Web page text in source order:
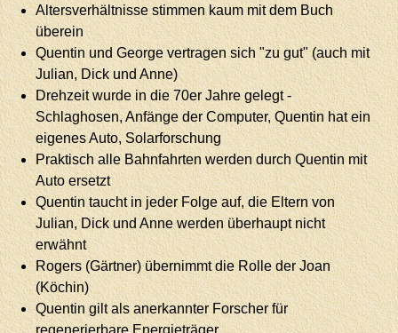
Altersverhältnisse stimmen kaum mit dem Buch
überein
Quentin und George vertragen sich "zu gut" (auch mit
Julian, Dick und Anne)
Drehzeit wurde in die 70er Jahre gelegt -
Schlaghosen, Anfänge der Computer, Quentin hat ein
eigenes Auto, Solarforschung
Praktisch alle Bahnfahrten werden durch Quentin mit
Auto ersetzt
Quentin taucht in jeder Folge auf, die Eltern von
Julian, Dick und Anne werden überhaupt nicht
erwähnt
Rogers (Gärtner) übernimmt die Rolle der Joan
(Köchin)
Quentin gilt als anerkannter Forscher für
regenerierbare Energieträger